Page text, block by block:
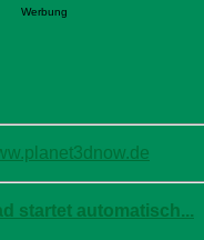
Werbung
startet automatisch...